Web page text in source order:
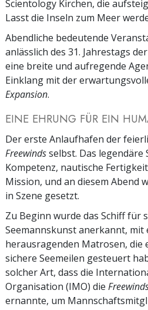
Scientology Kirchen, die
Lasst die Inseln zum Meer
Abendliche bedeutende
anlässlich des 31. Jahrestags
eine breite und aufregende
Einklang mit der
Expansion.
EINE EHRUNG FÜR EIN
Der erste Anlaufhafen der
Freewindsselbst. Das legendäre
Kompetenz, nautische
Mission, und an diesem Abend
in Szene gesetzt.
Zu Beginn wurde das Schiff für
Seemannskunst anerkannt,
herausragenden Matrosen, die
sichere Seemeilen gesteuert
solcher Art, dass die
Organisation (IMO) die
ernannte, um